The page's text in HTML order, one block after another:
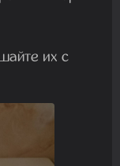
их с